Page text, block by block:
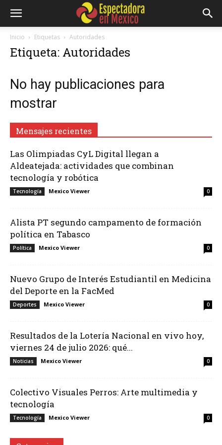
Inicio Etiquetas Autoridades
Etiqueta: Autoridades
No hay publicaciones para
mostrar
Mensajes recientes
Las Olimpiadas CyL Digital llegan a
Aldeatejada: actividades que combinan
tecnología y robótica
Tecnología Mexico Viewer 0
Alista PT segundo campamento de formación
política en Tabasco
Política Mexico Viewer 0
Nuevo Grupo de Interés Estudiantil en Medicina
del Deporte en la FacMed
Deportes Mexico Viewer 0
Resultados de la Lotería Nacional en vivo hoy,
viernes 24 de julio 2026: qué...
Noticias Mexico Viewer 0
Colectivo Visuales Perros: Arte multimedia y
tecnología
Tecnología Mexico Viewer 0